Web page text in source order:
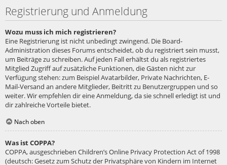
Registrierung und Anmeldung
Wozu muss ich mich registrieren?
Eine Registrierung ist nicht unbedingt zwingend. Die Board-
Administration dieses Forums entscheidet, ob du registriert sein musst,
um Beiträge zu schreiben. Auf jeden Fall erhältst du als registriertes
Mitglied Zugriff auf zusätzliche Funktionen, die Gästen nicht zur
Verfügung stehen: zum Beispiel Avatarbilder, Private Nachrichten, E-
Mail-Versand an andere Mitglieder, Beitritt zu Benutzergruppen und so
weiter. Wir empfehlen dir eine Anmeldung, da sie schnell erledigt ist und
dir zahlreiche Vorteile bietet.
Nach oben
Was ist COPPA?
COPPA, ausgeschrieben Children’s Online Privacy Protection Act of 1998
(deutsch: Gesetz zum Schutz der Privatsphäre von Kindern im Internet